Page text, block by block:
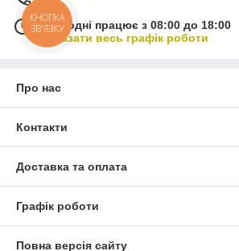
Сьогодні працює з 08:00 до 18:00
Показати весь графік роботи
Про нас
Контакти
Доставка та оплата
Графік роботи
Повна версія сайту
КНОПКА
ЗВ'ЯЗКУ